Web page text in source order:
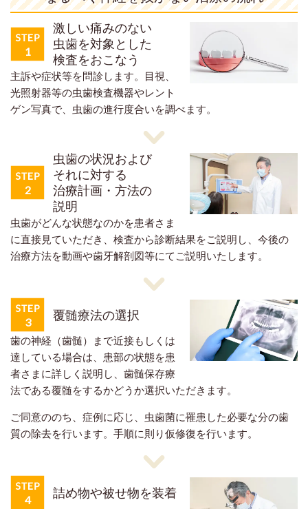
激しい痛みのない
虫歯を対象とした
検査をおこなう
主訴や症状等を問診します。目視、
光照射器等の虫歯検査機器やレント
ゲン写真で、虫歯の進行度合いを調べます。
虫歯の状況および
それに対する
治療計画・方法の
説明
虫歯がどんな状態なのかを患者さま
に直接見ていただき、検査から診断結果をご説明し、今後の
治療方法を動画や歯牙解剖図等にてご説明いたします。
覆髄療法の選択
歯の神経（歯髄）まで近接もしくは
達している場合は、患部の状態を患
者さまに詳しく説明し、歯髄保存療
法である覆髄をするかどうか選択いただきます。
ご同意ののち、症例に応じ、虫歯菌に罹患した必要な分の歯
質の除去を行います。手順に則り仮修復を行います。
詰め物や被せ物を装着